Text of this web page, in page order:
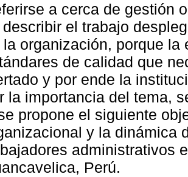
a cerca de gestión
describir el trabajo
la organización, porque
de calidad que
y por ende la
la importancia del tema,
propone el siguiente
y la dinámica
administrativos
Perú.